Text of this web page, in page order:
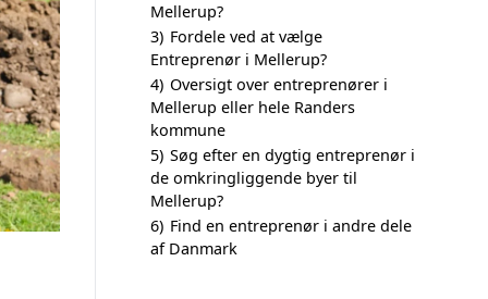
Mellerup?
3) Fordele ved at vælge
Entreprenør i Mellerup?
4) Oversigt over entreprenører i
Mellerup eller hele Randers
kommune
5) Søg efter en dygtig entreprenør i
de omkringliggende byer til
Mellerup?
6) Find en entreprenør i andre dele
af Danmark